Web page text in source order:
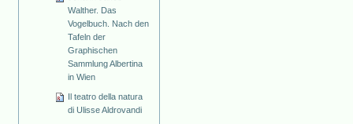
Walther. Das
Vogelbuch. Nach den
Tafeln der
Graphischen
Sammlung Albertina
in Wien
Il teatro della natura
di Ulisse Aldrovandi